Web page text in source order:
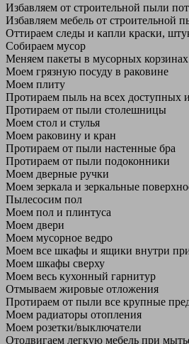
Избавляем от строительной пыли
Избавляем мебель от строительной
Оттираем следы и капли краски,
Собираем мусор
Меняем пакеты в мусорных корзинах
Моем грязную посуду в раковине
Моем плиту
Протираем пыль на всех доступных
Протираем от пыли столешницы
Моем стол и стулья
Моем раковину и кран
Протираем от пыли настенные бра
Протираем от пыли подоконники
Моем дверные ручки
Моем зеркала и зеркальные
Пылесосим пол
Моем пол и плинтуса
Моем двери
Моем мусорное ведро
Моем все шкафы и ящики внутри
Моем шкафы сверху
Моем весь кухонный гарнитур
Отмываем жировые отложения
Протираем от пыли все крупные
Моем радиаторы отопления
Моем розетки/выключатели
Отодвигаем легкую мебель при